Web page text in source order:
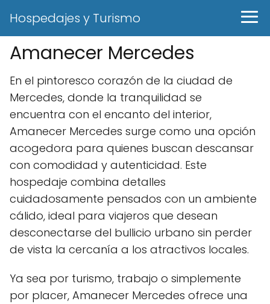
Hospedajes y Turismo
Amanecer Mercedes
En el pintoresco corazón de la ciudad de
Mercedes, donde la tranquilidad se
encuentra con el encanto del interior,
Amanecer Mercedes surge como una opción
acogedora para quienes buscan descansar
con comodidad y autenticidad. Este
hospedaje combina detalles
cuidadosamente pensados con un ambiente
cálido, ideal para viajeros que desean
desconectarse del bullicio urbano sin perder
de vista la cercanía a los atractivos locales.
Ya sea por turismo, trabajo o simplemente
por placer, Amanecer Mercedes ofrece una